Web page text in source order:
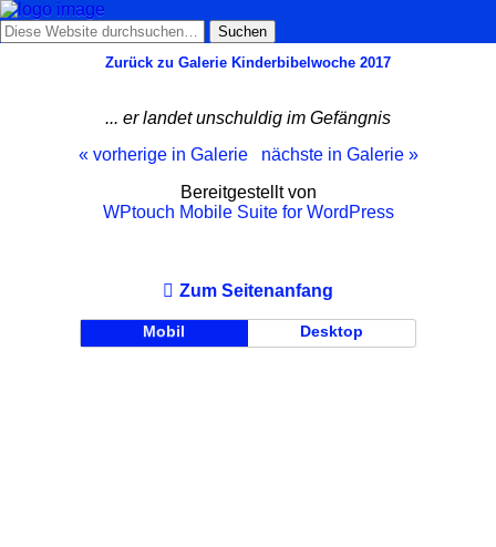
Zurück zu Galerie Kinderbibelwoche 2017
... er landet unschuldig im Gefängnis
« vorherige in Galerie
nächste in Galerie »
Bereitgestellt von
WPtouch Mobile Suite for WordPress
Zum Seitenanfang
Mobil Desktop